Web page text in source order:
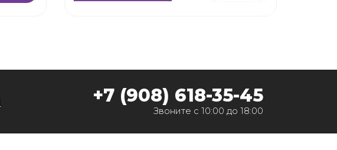
‭+7 (908) 618-35-45‬
Звоните с 10:00 до 18:00